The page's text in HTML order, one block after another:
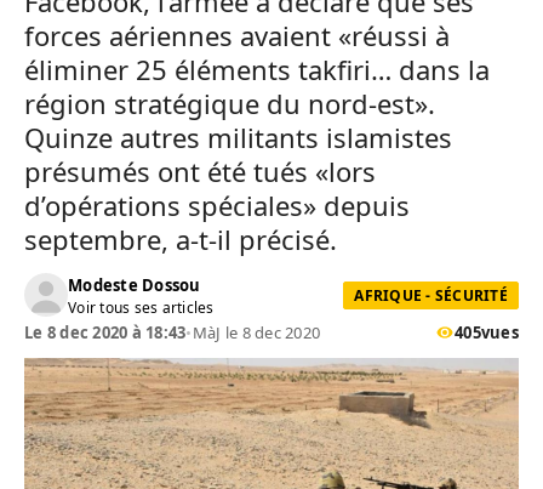
forces aériennes avaient «réussi à
éliminer 25 éléments takfiri… dans la
région stratégique du nord-est».
Quinze autres militants islamistes
présumés ont été tués «lors
d’opérations spéciales» depuis
septembre, a-t-il précisé.
Modeste Dossou
Voir tous ses articles
AFRIQUE - SÉCURITÉ
Le 8 dec 2020 à 18:43•MàJ le 8 dec 2020 405vues